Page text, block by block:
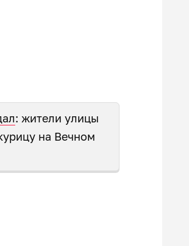
: жители улицы
на Вечном